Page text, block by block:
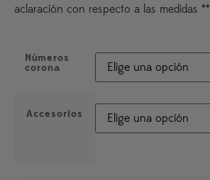
aclaración con respecto a las medidas **
Números
corona
Accesorios